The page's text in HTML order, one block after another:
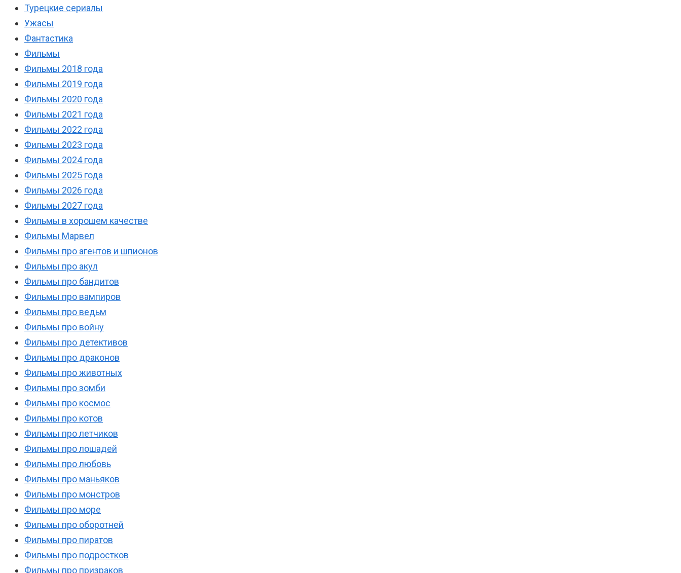
Турецкие сериалы
Ужасы
Фантастика
Фильмы
Фильмы 2018 года
Фильмы 2019 года
Фильмы 2020 года
Фильмы 2021 года
Фильмы 2022 года
Фильмы 2023 года
Фильмы 2024 года
Фильмы 2025 года
Фильмы 2026 года
Фильмы 2027 года
Фильмы в хорошем качестве
Фильмы Марвел
Фильмы про агентов и шпионов
Фильмы про акул
Фильмы про бандитов
Фильмы про вампиров
Фильмы про ведьм
Фильмы про войну
Фильмы про детективов
Фильмы про драконов
Фильмы про животных
Фильмы про зомби
Фильмы про космос
Фильмы про котов
Фильмы про летчиков
Фильмы про лошадей
Фильмы про любовь
Фильмы про маньяков
Фильмы про монстров
Фильмы про море
Фильмы про оборотней
Фильмы про пиратов
Фильмы про подростков
Фильмы про призраков